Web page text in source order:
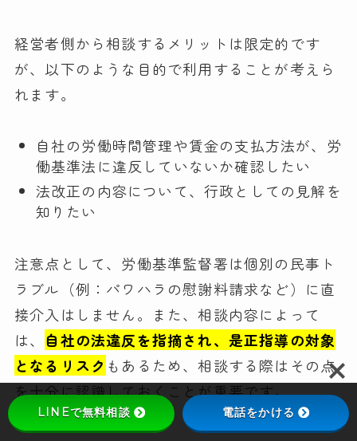
経営者側から相談するメリットは限定的です
が、以下のような目的で利用することが考えら
れます。
自社の労働時間管理や賃金の支払方法が、労
働基準法に違反していないか確認したい
法改正の内容について、行政としての見解を
知りたい
注意点として、労働基準監督署は個別の民事ト
ラブル（例：パワハラの慰謝料請求など）に直
接介入はしません。また、相談内容によって
は、 自社の法違反を指摘され、是正指導の対象
となるリスク もあるため、相談する際はその点
を十分に認識しておくことが重要です。
LINEで無料相談 電話をかける